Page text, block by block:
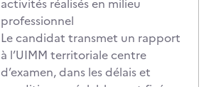
activités réalisés en milieu
professionnel
Le candidat transmet un rapport
à l’UIMM territoriale centre
d’examen, dans les délais et